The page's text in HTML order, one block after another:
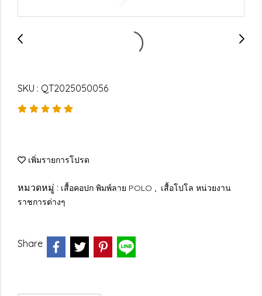
SKU : QT2025050056
เพิ่มรายการโปรด
หมวดหมู่ : เสื้อคอปก พิมพ์ลาย POLO , เสื้อโปโล หน่วยงาน
ราชการต่างๆ
Share